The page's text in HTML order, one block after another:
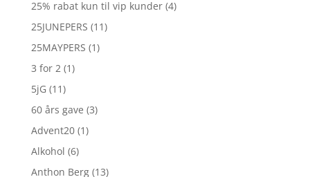
25% rabat kun til vip kunder (4)
25JUNEPERS (11)
25MAYPERS (1)
3 for 2 (1)
5jG (11)
60 års gave (3)
Advent20 (1)
Alkohol (6)
Anthon Berg (13)